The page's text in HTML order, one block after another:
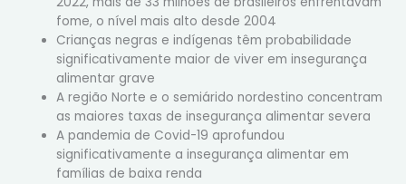
fome, o nível mais alto desde 2004
Crianças negras e indígenas têm probabilidade
significativamente maior de viver em insegurança
alimentar grave
A região Norte e o semiárido nordestino concentram
as maiores taxas de insegurança alimentar severa
A pandemia de Covid-19 aprofundou
significativamente a insegurança alimentar em
famílias de baixa renda